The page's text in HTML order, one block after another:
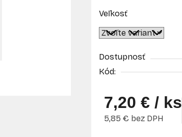
Veľkosť
Dostupnosť
Kód:
7,20 € / ks
5,85 € bez DPH